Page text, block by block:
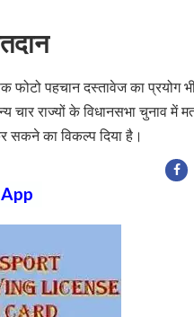
फोटो पहचान दस्तावेज का प्रयोग
राज्यों के विधानसभा चुनाव में
सकने का विकल्प दिया है।